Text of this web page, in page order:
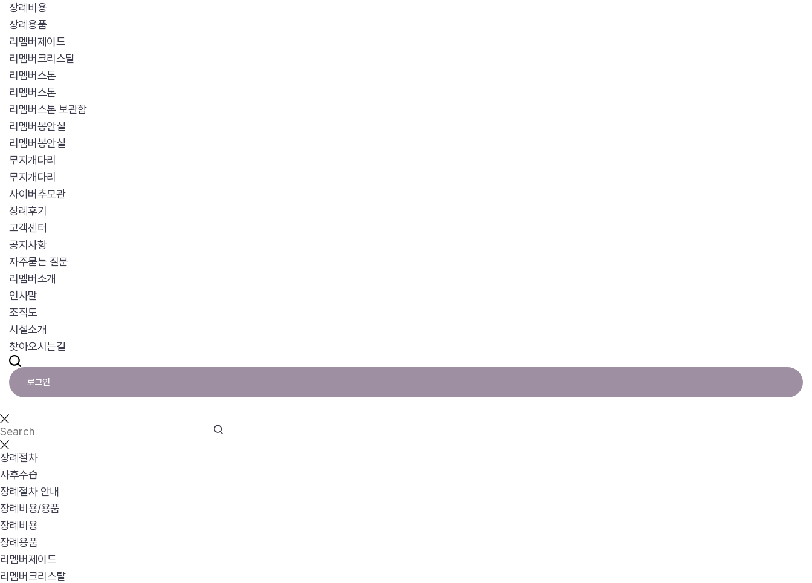
장례비용
장례용품
리멤버제이드
리멤버크리스탈
리멤버스톤
리멤버스톤
리멤버스톤 보관함
리멤버봉안실
리멤버봉안실
무지개다리
무지개다리
사이버추모관
장례후기
고객센터
공지사항
자주묻는 질문
리멤버소개
인사말
조직도
시설소개
찾아오시는길
로그인
장례절차
사후수습
장례절차 안내
장례비용/용품
장례비용
장례용품
리멤버제이드
리멤버크리스탈